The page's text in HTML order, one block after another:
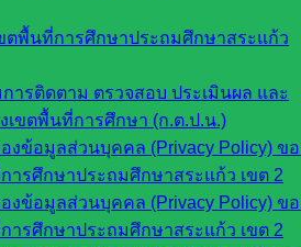
ตพื้นที่การศึกษาประถมศึกษาสระแก้ว
ารติดตาม ตรวจสอบ ประเมินผล และ
เขตพื้นที่การศึกษา (ก.ต.ป.น.)
งข้อมูลส่วนบุคคล (Privacy Policy) ข
ารศึกษาประถมศึกษาสระแก้ว เขต 2
งข้อมูลส่วนบุคคล (Privacy Policy) ข
ารศึกษาประถมศึกษาสระแก้ว เขต 2